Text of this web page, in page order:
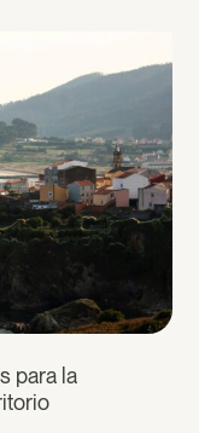
para la